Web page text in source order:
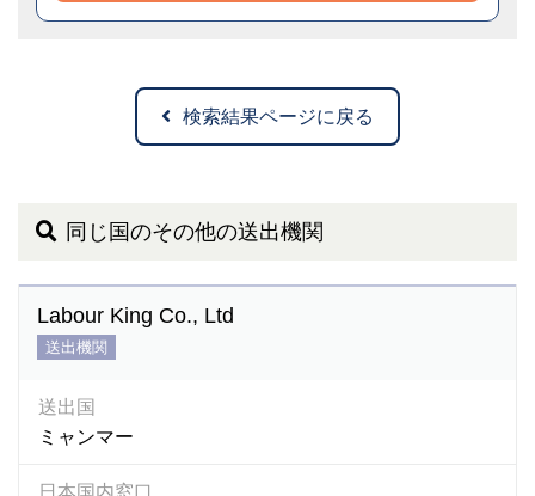
検索結果ページに戻る
同じ国のその他の送出機関
Labour King Co., Ltd
送出機関
送出国
ミャンマー
日本国内窓口